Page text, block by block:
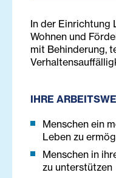
In der Einrichtung
Wohnen und
mit Behinderung,
IHRE
Menschen ein
Leben zu
Menschen in
zu unterstützen